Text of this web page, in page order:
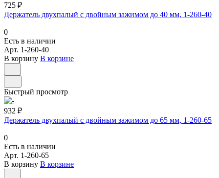
725 ₽
Держатель двухпалый с двойным зажимом до 40 мм, 1-260-40
0
Есть в наличии
Арт. 1-260-40
В корзину В корзине
Быстрый просмотр
932 ₽
Держатель двухпалый с двойным зажимом до 65 мм, 1-260-65
0
Есть в наличии
Арт. 1-260-65
В корзину В корзине